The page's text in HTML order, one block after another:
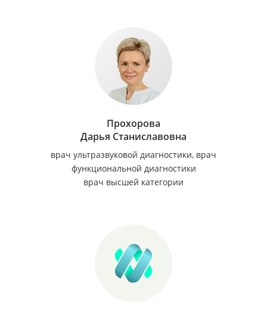
Прохорова
Дарья Станиславовна
врач ультразвуковой диагностики, врач
функциональной диагностики
врач высшей категории